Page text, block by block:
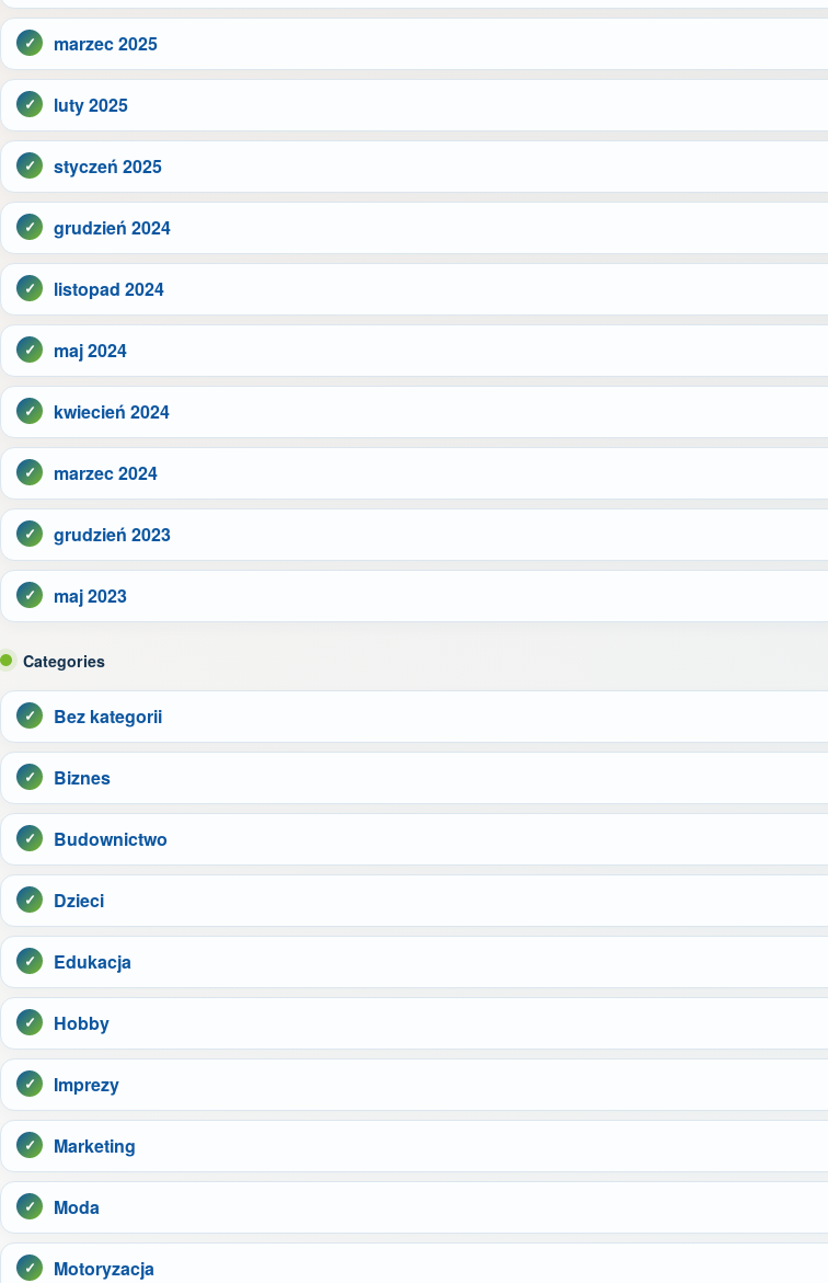
marzec 2025
luty 2025
styczeń 2025
grudzień 2024
listopad 2024
maj 2024
kwiecień 2024
marzec 2024
grudzień 2023
maj 2023
Categories
Bez kategorii
Biznes
Budownictwo
Dzieci
Edukacja
Hobby
Imprezy
Marketing
Moda
Motoryzacja